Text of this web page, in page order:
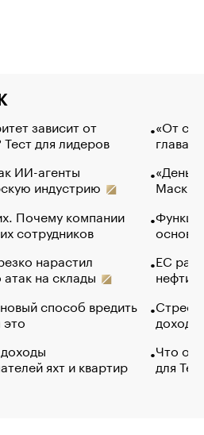
зависит от
для лидеров
ИИ-агенты
индустрию
Почему компании
сотрудников
нарастил
на склады
способ вредить
яхт и квартир
«От
глава
Маск в
основ
ЕС
нефти
Что
для